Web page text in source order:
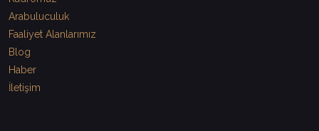
Arabuluculuk
Faaliyet Alanlarımız
Blog
Haber
İletişim